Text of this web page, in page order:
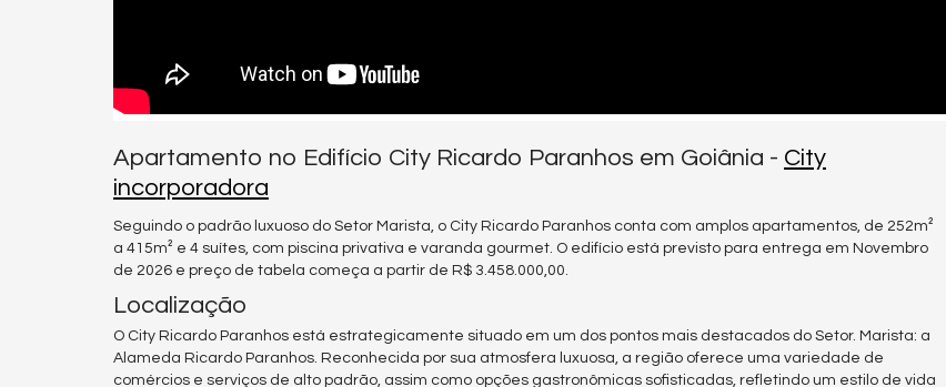
Apartamento no Edifício City Ricardo Paranhos em Goiânia - City
incorporadora
Seguindo o padrão luxuoso do Setor Marista, o City Ricardo Paranhos conta com amplos apartamentos, de 252m²
a 415m² e 4 suítes, com piscina privativa e varanda gourmet. O edifício está previsto para entrega em Novembro
de 2026 e preço de tabela começa a partir de R$ 3.458.000,00.
Localização
O City Ricardo Paranhos está estrategicamente situado em um dos pontos mais destacados do Setor. Marista: a
Alameda Ricardo Paranhos. Reconhecida por sua atmosfera luxuosa, a região oferece uma variedade de
comércios e serviços de alto padrão, assim como opções gastronômicas sofisticadas, refletindo um estilo de vida